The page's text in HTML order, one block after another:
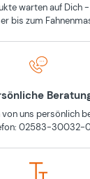
warten auf Dich
bis zum
von uns persönlich
02583-30032-